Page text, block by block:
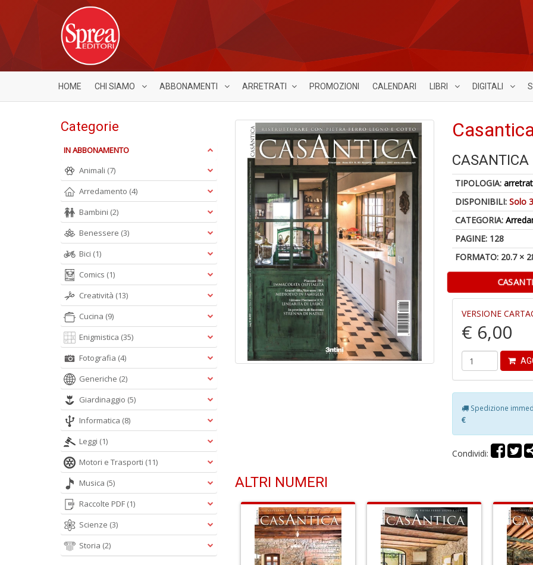
HOME CHI SIAMO ABBONAMENTI ARRETRATI PROMOZIONI CALENDARI LIBRI DIGITALI
CASANTICA
TIPOLOGIA:
DISPONIBILI:Solo
CATEGORIA:
PAGINE: 128
FORMATO: 20.7 ×
VERSIONE
€ 6,00
Spedizione
€
Condividi:
ALTRI NUMERI
Categorie
IN ABBONAMENTO
Animali (7)
Arredamento (4)
Bambini (2)
Benessere (3)
Bici (1)
Comics (1)
Creatività (13)
Cucina (9)
Enigmistica (35)
Fotografia (4)
Generiche (2)
Giardinaggio (5)
Informatica (8)
Leggi (1)
Motori e Trasporti (11)
Musica (5)
Raccolte PDF (1)
Scienze (3)
Storia (2)